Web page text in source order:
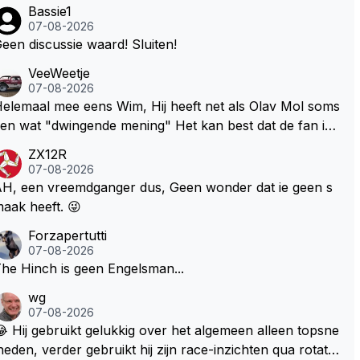
Bassie1
07-08-2026
discussie waard! Sluiten!
VeeWeetje
07-08-2026
mee eens Wim, Hij heeft net als Olav Mol soms
wat "dwingende mening" Het kan best dat de fan in
te roepen. Maar in een tijd zonder races zijn dit leuke
ZX12R
07-08-2026
een vreemdganger dus, Geen wonder dat ie geen s
heeft. 😜
Forzapertutti
07-08-2026
Hinch is geen Engelsman...
wg
07-08-2026
Hij gebruikt gelukkig over het algemeen alleen topsne
verder gebruikt hij zijn race-inzichten qua rotati